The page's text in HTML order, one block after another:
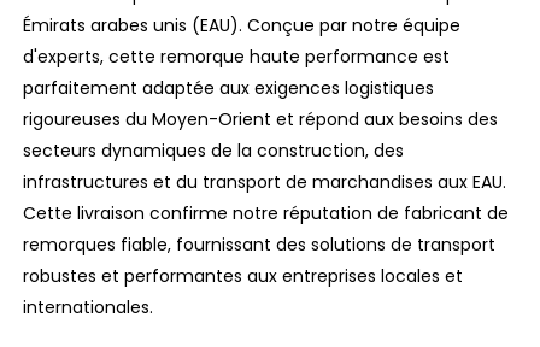
Émirats arabes unis (EAU). Conçue par notre équipe
d'experts, cette remorque haute performance est
parfaitement adaptée aux exigences logistiques
rigoureuses du Moyen-Orient et répond aux besoins des
secteurs dynamiques de la construction, des
infrastructures et du transport de marchandises aux EAU.
Cette livraison confirme notre réputation de fabricant de
remorques fiable, fournissant des solutions de transport
robustes et performantes aux entreprises locales et
internationales.